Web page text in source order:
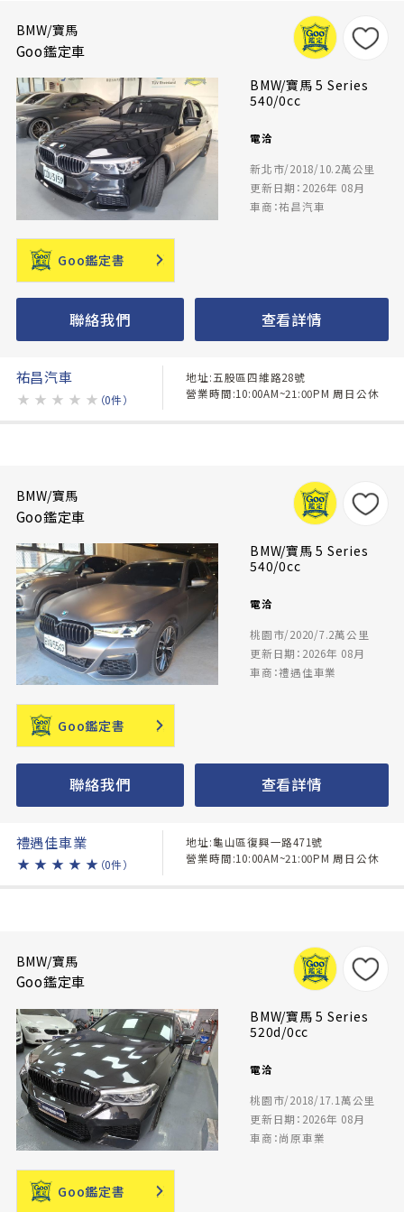
BMW/寶馬
Goo鑑定車
BMW/寶馬 5 Series
540/0cc
電洽
新北市/2018/10.2萬公里
更新日期：2026年 08月
車商：祐昌汽車
Goo鑑定書
聯絡我們 查看詳情
祐昌汽車
★ ★ ★ ★ ★ （0件）
地址:五股區四維路28號
營業時間:10:00AM~21:00PM 周日公休
BMW/寶馬
Goo鑑定車
BMW/寶馬 5 Series
540/0cc
電洽
桃園市/2020/7.2萬公里
更新日期：2026年 08月
車商：禮遇佳車業
Goo鑑定書
聯絡我們 查看詳情
禮遇佳車業
★ ★ ★ ★ ★ （0件）
地址:龜山區復興一路471號
營業時間:10:00AM~21:00PM 周日公休
BMW/寶馬
Goo鑑定車
BMW/寶馬 5 Series
520d/0cc
電洽
桃園市/2018/17.1萬公里
更新日期：2026年 08月
車商：尚原車業
Goo鑑定書